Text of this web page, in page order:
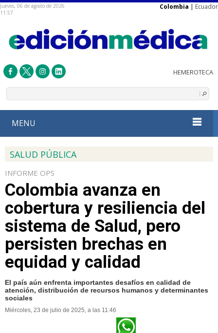
Jueves, 06 de agosto de 2026
11:57
Colombia | Ecuador
MENU
SALUD PÚBLICA
INFORME OPS
Colombia avanza en
cobertura y resiliencia del
sistema de Salud, pero
persisten brechas en
equidad y calidad
El país aún enfrenta importantes desafíos en calidad de
atención, distribución de recursos humanos y determinantes
sociales
Miércoles, 23 de julio de 2025, a las 11:46